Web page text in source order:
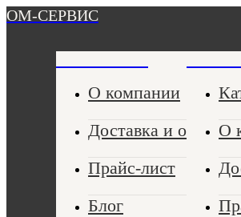
ОМ-СЕРВИС
О компании
Доставка и оплата
Прайс-лист
Блог
О